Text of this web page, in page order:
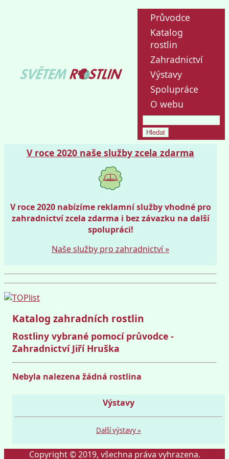
Průvodce
Katalog
rostlin
Zahradnictví
Výstavy
Spolupráce
O webu
V roce 2020 naše služby zcela zdarma
V roce 2020 nabízíme reklamní služby vhodné pro
zahradnictví zcela zdarma i bez závazku na další
spolupráci!
Naše služby pro zahradnictví »
Katalog zahradních rostlin
Rostliny vybrané pomocí průvodce -
Zahradnictví Jiří Hruška
Nebyla nalezena žádná rostlina
Výstavy
Další výstavy »
Copyright © 2019, všechna práva vyhrazena.